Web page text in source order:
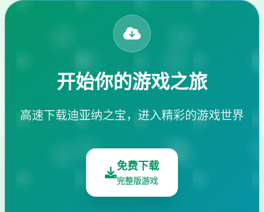
开始你的游戏之旅
高速下载迪亚纳之宝，进入精彩的游戏世界
免费下载
完整版游戏